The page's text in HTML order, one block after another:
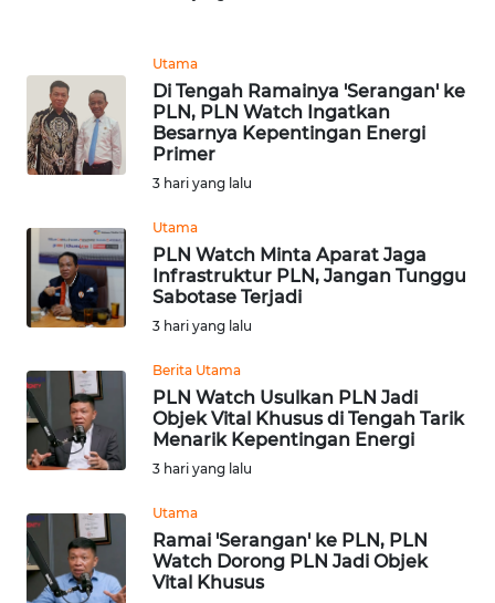
Utama
Di Tengah Ramainya 'Serangan' ke
PLN, PLN Watch Ingatkan
Besarnya Kepentingan Energi
Primer
3 hari yang lalu
Utama
PLN Watch Minta Aparat Jaga
Infrastruktur PLN, Jangan Tunggu
Sabotase Terjadi
3 hari yang lalu
Berita Utama
PLN Watch Usulkan PLN Jadi
Objek Vital Khusus di Tengah Tarik
Menarik Kepentingan Energi
3 hari yang lalu
Utama
Ramai 'Serangan' ke PLN, PLN
Watch Dorong PLN Jadi Objek
Vital Khusus
KALTARA
WN
KALSEL
KALTIM
WN
SULSEL
WN
GORONTALO
WN
WN
MALUKU